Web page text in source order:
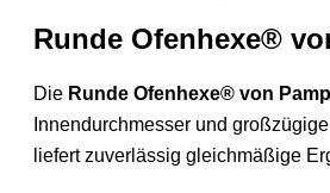
Runde Ofenhexe®
Die Runde Ofenhexe® von
Innendurchmesser und
liefert zuverlässig gleichmäßige